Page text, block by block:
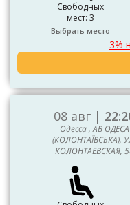
Свободных
мест: 3
Выбрать место
3%
08 авг |
Одесса , АВ ОДЕСА
(КОЛОНТАЇВСЬКА),
КОЛОНТАЕВСКАЯ,